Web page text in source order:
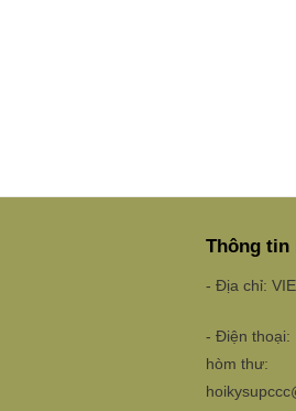
Thông tin
- Địa chỉ:
- Điện thoại:
hòm thư: